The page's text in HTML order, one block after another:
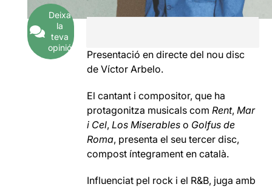
Deixa
la
teva
opinió
Presentació en directe del nou disc
de Víctor Arbelo.
El cantant i compositor, que ha
protagonitza musicals comRent,Mar
i Cel,Los Miserables o Golfus de
Roma, presenta el seu tercer disc,
compost íntegrament en català.
Influenciat pel rock i el R&B, juga amb